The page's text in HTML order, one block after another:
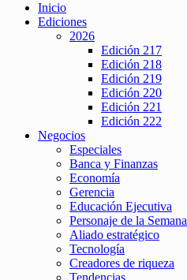
Inicio
Ediciones
2026
Edición 217
Edición 218
Edición 219
Edición 220
Edición 221
Edición 222
Negocios
Especiales
Banca y Finanzas
Economía
Gerencia
Educación Ejecutiva
Personaje de la Semana
Aliado estratégico
Tecnología
Creadores de riqueza
Tendencias